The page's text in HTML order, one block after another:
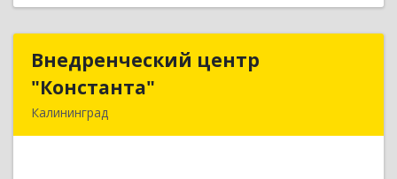
Внедренческий центр
"Константа"
Калининград
Внедренческий центр